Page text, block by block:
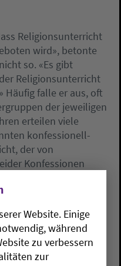
Religionsunterricht
wird», betonte
so. «Es gibt
Religionsunterricht
Häufig falle er aus, oft
der jeweiligen
erteilen viele
konfessionell-
der von
Konfessionen
nun ausgebaut und
Website. Einige
während
zu verbessern
zur